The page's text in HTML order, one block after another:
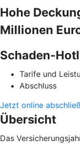
Hohe
Millionen
Schaden-
Tarife und
Abschluss
Jetzt online
Übersicht
Das